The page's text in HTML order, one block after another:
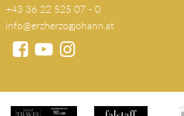
+43 36 22 525 07 - 0
info@erzherzogjohann.at